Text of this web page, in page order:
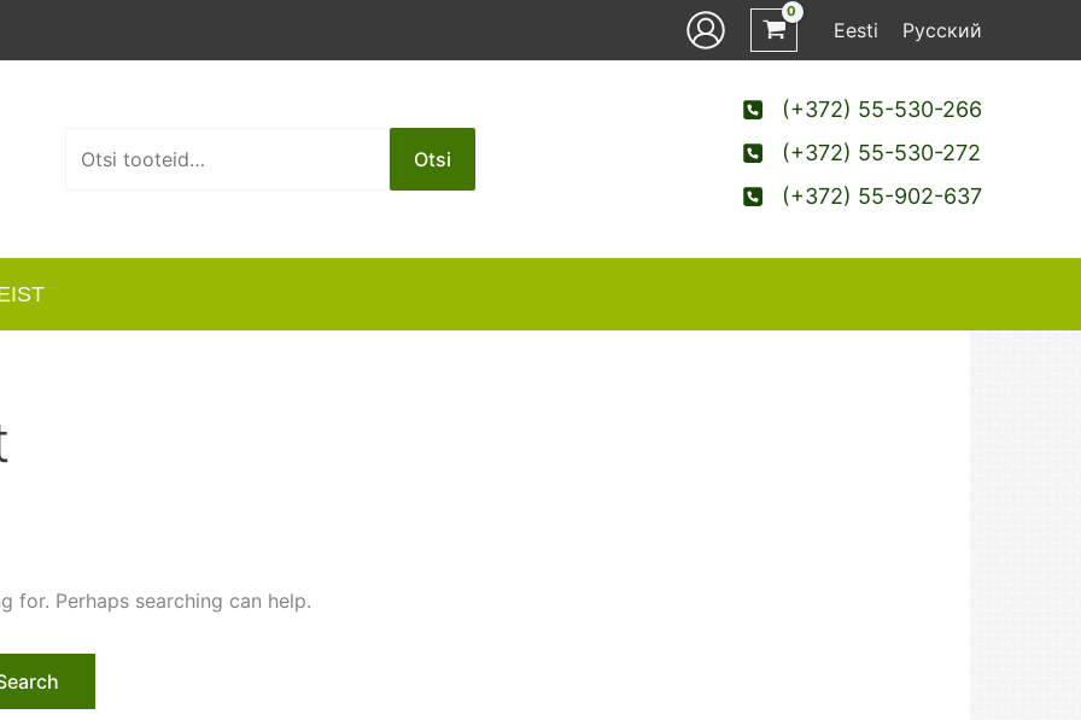
Eesti Русский
Otsi
(+372) 55-530-266
(+372) 55-530-272
(+372) 55-902-637
for. Perhaps searching can help.